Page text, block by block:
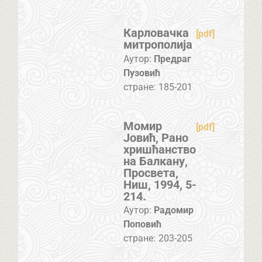
Карловачка
митрополија
[pdf]
Аутор: Предраг
Пузовић
стране: 185-201
Момир
Јовић, Рано
хришћанство
на Балкану,
Просвета,
Ниш, 1994, 5-
214.
[pdf]
Аутор: Радомир
Поповић
стране: 203-205